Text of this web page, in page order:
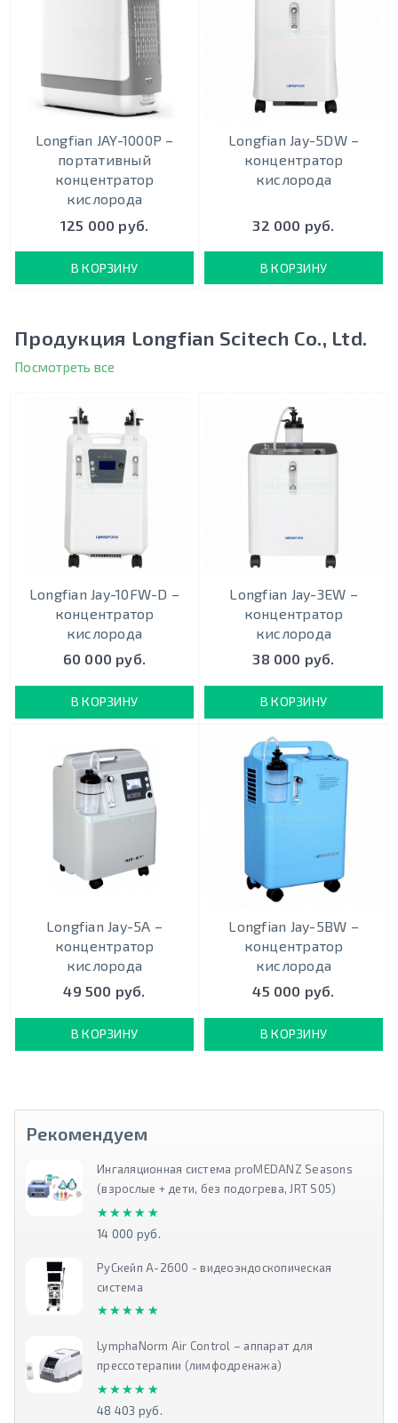
Longfian JAY-1000P –
портативный
концентратор
кислорода
125 000 руб.
В КОРЗИНУ
Longfian Jay-5DW –
концентратор
кислорода
32 000 руб.
В КОРЗИНУ
Продукция Longfian Scitech Co., Ltd.
Посмотреть все
Longfian Jay-10FW-D –
концентратор
кислорода
60 000 руб.
В КОРЗИНУ
Longfian Jay-3EW –
концентратор
кислорода
38 000 руб.
В КОРЗИНУ
Longfian Jay-5A –
концентратор
кислорода
49 500 руб.
В КОРЗИНУ
Longfian Jay-5BW –
концентратор
кислорода
45 000 руб.
В КОРЗИНУ
Рекомендуем
Ингаляционная система proMEDANZ Seasons
(взрослые + дети, без подогрева, JRT S05)
★★★★★
★★★★★
14 000 руб.
РуСкейп А-2600 - видеоэндоскопическая
система
★★★★★
★★★★★
LymphaNorm Air Control – аппарат для
прессотерапии (лимфодренажа)
★★★★★
★★★★★
48 403 руб.